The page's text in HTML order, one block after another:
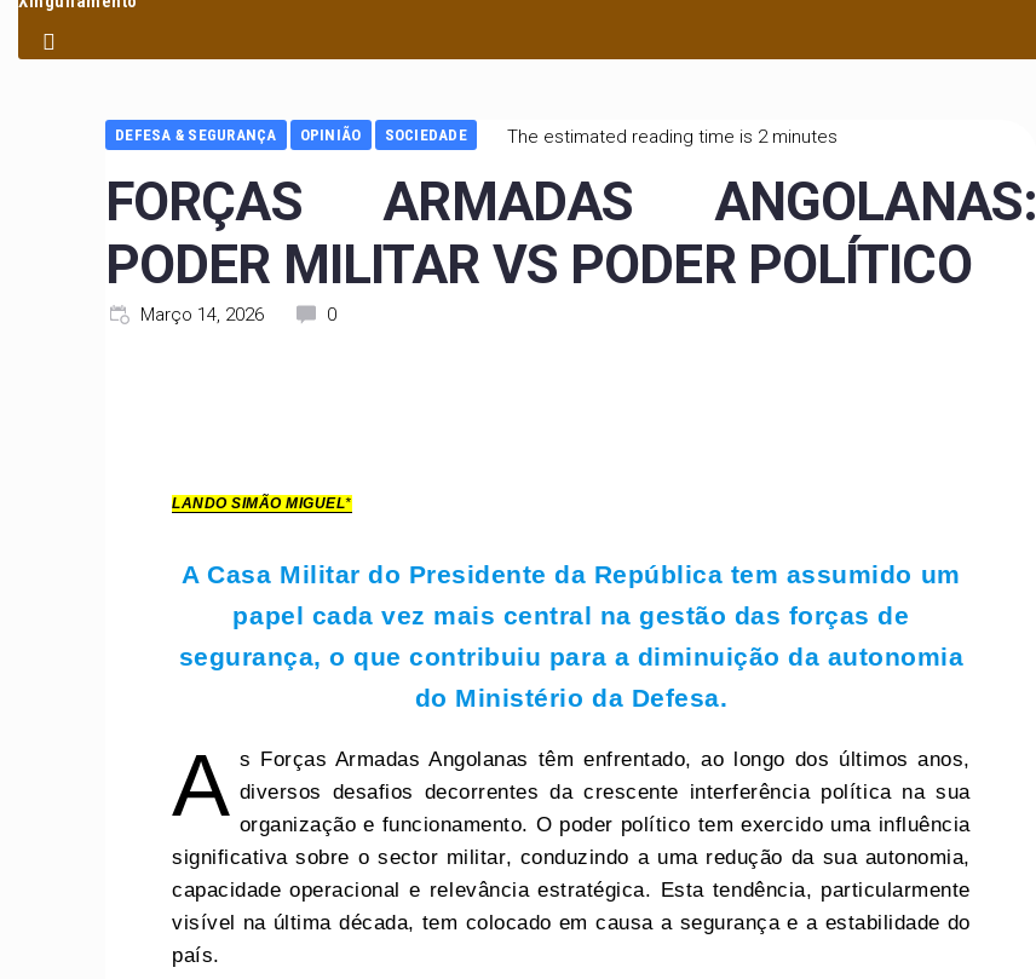
DEFESA & SEGURANÇA OPINIÃO SOCIEDADE The estimated reading time is 2 minutes
FORÇAS ARMADAS ANGOLANAS:
PODER MILITAR VS PODER POLÍTICO
Março 14, 2026 0
LANDO SIMÃO MIGUEL*
A Casa Militar do Presidente da República tem assumido um
papel cada vez mais central na gestão das forças de
segurança, o que contribuiu para a diminuição da autonomia
do Ministério da Defesa.
A s Forças Armadas Angolanas têm enfrentado, ao longo dos últimos anos,
diversos desafios decorrentes da crescente interferência política na sua
organização e funcionamento. O poder político tem exercido uma influência
significativa sobre o sector militar, conduzindo a uma redução da sua autonomia,
capacidade operacional e relevância estratégica. Esta tendência, particularmente
visível na última década, tem colocado em causa a segurança e a estabilidade do
país.